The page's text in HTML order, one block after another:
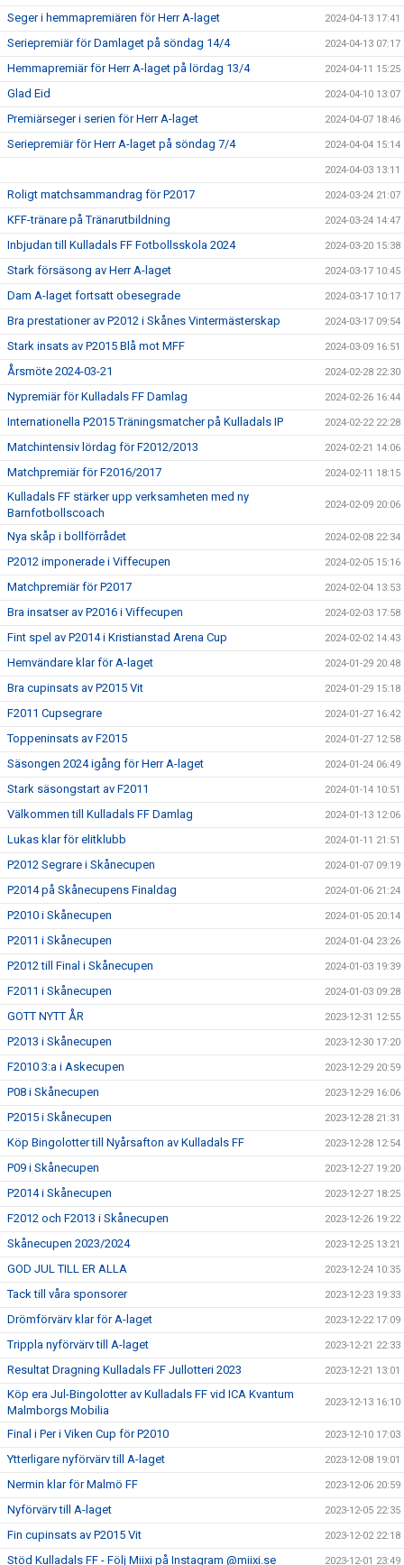
Seger i hemmapremiären för Herr A-laget 2024-04-13 17:41
Seriepremiär för Damlaget på söndag 14/4 2024-04-13 07:17
Hemmapremiär för Herr A-laget på lördag 13/4 2024-04-11 15:25
Glad Eid 2024-04-10 13:07
Premiärseger i serien för Herr A-laget 2024-04-07 18:46
Seriepremiär för Herr A-laget på söndag 7/4 2024-04-04 15:14
2024-04-03 13:11
Roligt matchsammandrag för P2017 2024-03-24 21:07
KFF-tränare på Tränarutbildning 2024-03-24 14:47
Inbjudan till Kulladals FF Fotbollsskola 2024 2024-03-20 15:38
Stark försäsong av Herr A-laget 2024-03-17 10:45
Dam A-laget fortsatt obesegrade 2024-03-17 10:17
Bra prestationer av P2012 i Skånes Vintermästerskap 2024-03-17 09:54
Stark insats av P2015 Blå mot MFF 2024-03-09 16:51
Årsmöte 2024-03-21 2024-02-28 22:30
Nypremiär för Kulladals FF Damlag 2024-02-26 16:44
Internationella P2015 Träningsmatcher på Kulladals IP 2024-02-22 22:28
Matchintensiv lördag för F2012/2013 2024-02-21 14:06
Matchpremiär för F2016/2017 2024-02-11 18:15
Kulladals FF stärker upp verksamheten med ny
Barnfotbollscoach
2024-02-09 20:06
Nya skåp i bollförrådet 2024-02-08 22:34
P2012 imponerade i Viffecupen 2024-02-05 15:16
Matchpremiär för P2017 2024-02-04 13:53
Bra insatser av P2016 i Viffecupen 2024-02-03 17:58
Fint spel av P2014 i Kristianstad Arena Cup 2024-02-02 14:43
Hemvändare klar för A-laget 2024-01-29 20:48
Bra cupinsats av P2015 Vit 2024-01-29 15:18
F2011 Cupsegrare 2024-01-27 16:42
Toppeninsats av F2015 2024-01-27 12:58
Säsongen 2024 igång för Herr A-laget 2024-01-24 06:49
Stark säsongstart av F2011 2024-01-14 10:51
Välkommen till Kulladals FF Damlag 2024-01-13 12:06
Lukas klar för elitklubb 2024-01-11 21:51
P2012 Segrare i Skånecupen 2024-01-07 09:19
P2014 på Skånecupens Finaldag 2024-01-06 21:24
P2010 i Skånecupen 2024-01-05 20:14
P2011 i Skånecupen 2024-01-04 23:26
P2012 till Final i Skånecupen 2024-01-03 19:39
F2011 i Skånecupen 2024-01-03 09:28
GOTT NYTT ÅR 2023-12-31 12:55
P2013 i Skånecupen 2023-12-30 17:20
F2010 3:a i Askecupen 2023-12-29 20:59
P08 i Skånecupen 2023-12-29 16:06
P2015 i Skånecupen 2023-12-28 21:31
Köp Bingolotter till Nyårsafton av Kulladals FF 2023-12-28 12:54
P09 i Skånecupen 2023-12-27 19:20
P2014 i Skånecupen 2023-12-27 18:25
F2012 och F2013 i Skånecupen 2023-12-26 19:22
Skånecupen 2023/2024 2023-12-25 13:21
GOD JUL TILL ER ALLA 2023-12-24 10:35
Tack till våra sponsorer 2023-12-23 19:33
Drömförvärv klar för A-laget 2023-12-22 17:09
Trippla nyförvärv till A-laget 2023-12-21 22:33
Resultat Dragning Kulladals FF Jullotteri 2023 2023-12-21 13:01
Köp era Jul-Bingolotter av Kulladals FF vid ICA Kvantum
Malmborgs Mobilia
2023-12-13 16:10
Final i Per i Viken Cup för P2010 2023-12-10 17:03
Ytterligare nyförvärv till A-laget 2023-12-08 19:01
Nermin klar för Malmö FF 2023-12-06 20:59
Nyförvärv till A-laget 2023-12-05 22:35
Fin cupinsats av P2015 Vit 2023-12-02 22:18
Stöd Kulladals FF - Följ Miixi på Instagram @miixi.se 2023-12-01 23:49